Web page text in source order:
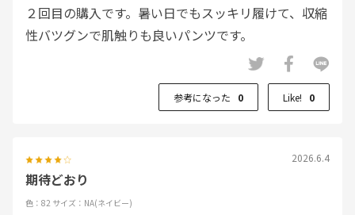
２回目の購入です。暑い日でもスッキリ履けて、収縮
性バツグンで肌触りも良いパンツです。
参考になった 0 Like! 0
2026.6.4
期待どおり
色：82 サイズ：NA(ネイビー)